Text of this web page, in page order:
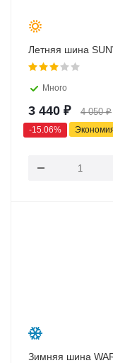
Летняя шина
Много
3 440 ₽ 4 050₽
-15.06%
Зимняя шина